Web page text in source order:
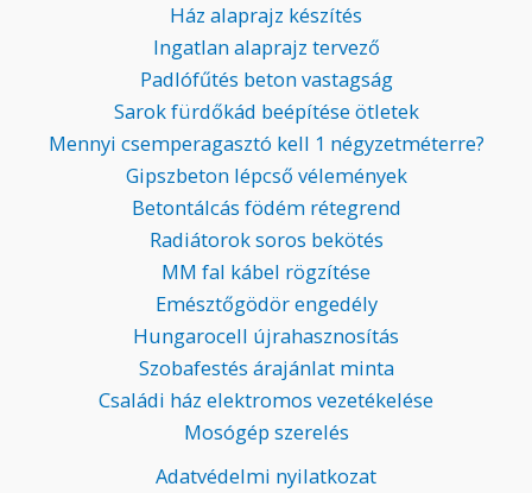
Ház alaprajz készítés
Ingatlan alaprajz tervező
Padlófűtés beton vastagság
Sarok fürdőkád beépítése ötletek
Mennyi csemperagasztó kell 1 négyzetméterre?
Gipszbeton lépcső vélemények
Betontálcás födém rétegrend
Radiátorok soros bekötés
MM fal kábel rögzítése
Emésztőgödör engedély
Hungarocell újrahasznosítás
Szobafestés árajánlat minta
Családi ház elektromos vezetékelése
Mosógép szerelés
Adatvédelmi nyilatkozat